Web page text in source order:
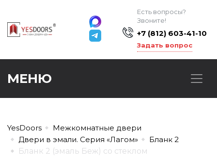
Есть вопросы?
Звоните!
+7 (812) 603-41-10
Задать вопрос
МЕНЮ
YesDoors
Межкомнатные двери
Двери в эмали. Серия «Лагом»
Бланк 2
Бланк 2 (эмаль Беж) со стеклом